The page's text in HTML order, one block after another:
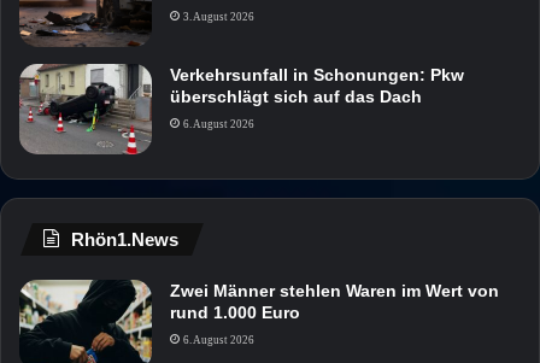
3. August 2026
Verkehrsunfall in Schonungen: Pkw
überschlägt sich auf das Dach
6. August 2026
Rhön1.News
Zwei Männer stehlen Waren im Wert von
rund 1.000 Euro
6. August 2026